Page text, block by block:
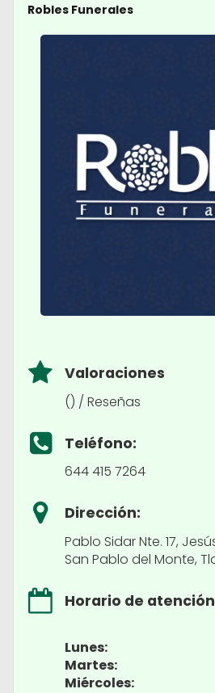
Robles Funerales
Valoraciones
() / Reseñas
Teléfono:
644 415 7264
Dirección:
Pablo Sidar Nte. 17,
San Pablo del Monte,
Horario de
Lunes:
Martes:
Miércoles: